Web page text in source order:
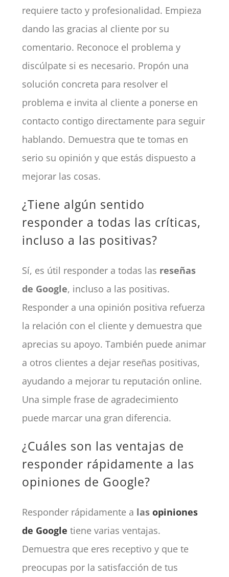
requiere tacto y profesionalidad. Empieza
dando las gracias al cliente por su
comentario. Reconoce el problema y
discúlpate si es necesario. Propón una
solución concreta para resolver el
problema e invita al cliente a ponerse en
contacto contigo directamente para seguir
hablando. Demuestra que te tomas en
serio su opinión y que estás dispuesto a
mejorar las cosas.
¿Tiene algún sentido
responder a todas las críticas,
incluso a las positivas?
Sí, es útil responder a todas las reseñas
de Google, incluso a las positivas.
Responder a una opinión positiva refuerza
la relación con el cliente y demuestra que
aprecias su apoyo. También puede animar
a otros clientes a dejar reseñas positivas,
ayudando a mejorar tu reputación online.
Una simple frase de agradecimiento
puede marcar una gran diferencia.
¿Cuáles son las ventajas de
responder rápidamente a las
opiniones de Google?
Responder rápidamente a las opiniones
de Google tiene varias ventajas.
Demuestra que eres receptivo y que te
preocupas por la satisfacción de tus